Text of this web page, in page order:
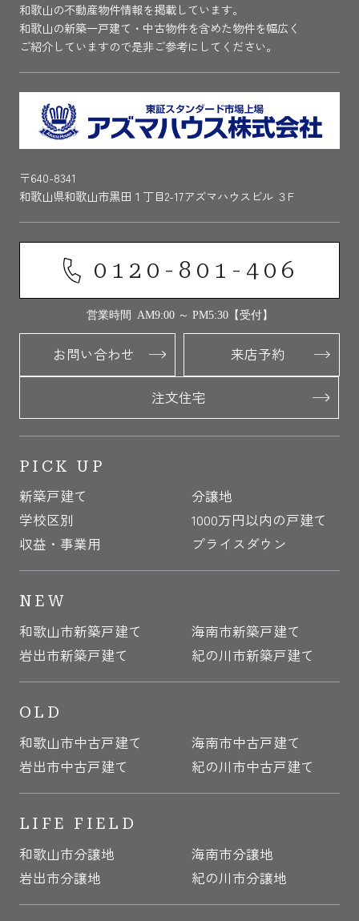
和歌山の不動産物件情報を掲載しています。
和歌山の新築一戸建て・中古物件を含めた物件を幅広く
ご紹介していますので是非ご参考にしてください。
〒640-8341
和歌山県和歌山市黒田１丁目2-17アズマハウスビル ３F
0120-801-406
営業時間 AM9:00 ～ PM5:30【受付】
お問い合わせ 来店予約
注文住宅
PICK UP
新築戸建て
分譲地
学校区別
1000万円以内の戸建て
収益・事業用
プライスダウン
NEW
和歌山市新築戸建て
海南市新築戸建て
岩出市新築戸建て
紀の川市新築戸建て
OLD
和歌山市中古戸建て
海南市中古戸建て
岩出市中古戸建て
紀の川市中古戸建て
LIFE FIELD
和歌山市分譲地
海南市分譲地
岩出市分譲地
紀の川市分譲地